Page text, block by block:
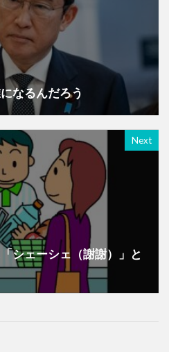
なるんだろう
Next
シェーシェ（謝謝）」と